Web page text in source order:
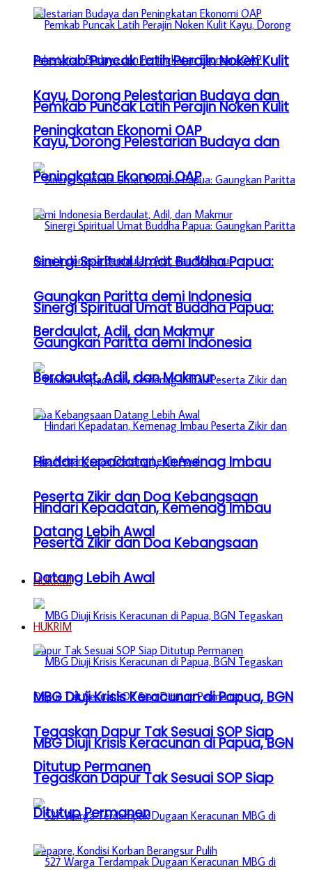
Pemkab Puncak Latih Perajin Noken Kulit
Kayu, Dorong Pelestarian Budaya dan
Peningkatan Ekonomi OAP
Sinergi Spiritual Umat Buddha Papua:
Gaungkan Paritta demi Indonesia
Berdaulat, Adil, dan Makmur
Hindari Kepadatan, Kemenag Imbau
Peserta Zikir dan Doa Kebangsaan
Datang Lebih Awal
HUKRIM
MBG Diuji Krisis Keracunan di Papua, BGN
Tegaskan Dapur Tak Sesuai SOP Siap
Ditutup Permanen
Pemkab Puncak Latih Perajin Noken Kulit
Kayu, Dorong Pelestarian Budaya dan
Peningkatan Ekonomi OAP
Sinergi Spiritual Umat Buddha Papua:
Gaungkan Paritta demi Indonesia
Berdaulat, Adil, dan Makmur
Hindari Kepadatan, Kemenag Imbau
Peserta Zikir dan Doa Kebangsaan
Datang Lebih Awal
HUKRIM
MBG Diuji Krisis Keracunan di Papua, BGN
Tegaskan Dapur Tak Sesuai SOP Siap
Ditutup Permanen